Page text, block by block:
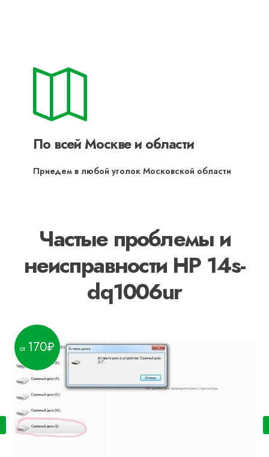
По всей Москве и области
Приедем в любой уголок Московской области
Частые проблемы и
неисправности HP 14s-
dq1006ur
170